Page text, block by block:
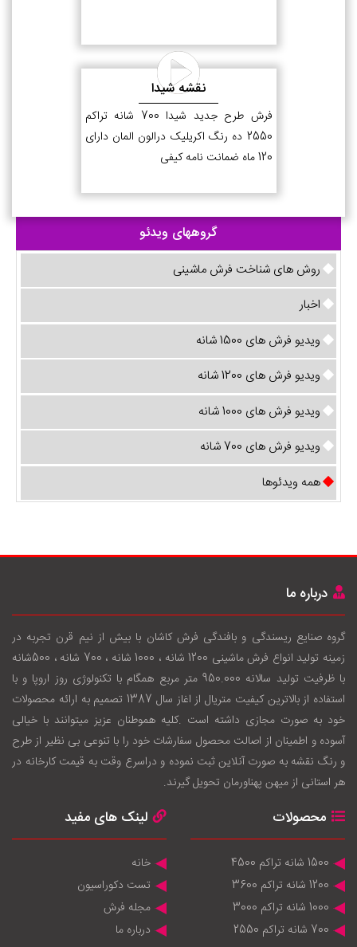
گروههای ویدئو
روش های شناخت فرش ماشینی
اخبار
ویدیو فرش های 1500 شانه
ویدیو فرش های 1200 شانه
ویدیو فرش های 1000 شانه
ویدیو فرش های 700 شانه
همه ویدئوها
نقشه شیدا
فرش طرح جدید شیدا 700 شانه تراکم
2550 ده رنگ اکریلیک درالون المان دارای
120 ماه ضمانت نامه کیفی
درباره ما
گروه صنایع ریسندگی و بافندگی فرش کاشان با بيش از نيم قرن تجربه در
زمينه توليد انواع فرش ماشینی 1200 شانه ، 1000 شانه ، 700 شانه ، 500شانه
با ظرفيت توليد سالانه 950.000 متر مربع همگام با تکنولوژی روز اروپا و با
استفاده از بالاترين کيفيت متريال از اغاز سال 1387 تصميم به ارائه محصولات
خود به صورت مجازی داشته است .کليه هموطنان عزيز ميتوانند با خيالی
آسوده و اطمينان از اصالت محصول سفارشات خود را با تنوعی بی نظير از طرح
و رنگ نقشه به صورت آنلاين ثبت نموده و دراسرع وقت به قيمت کارخانه در
هر استانی از ميهن پهناورمان تحويل گيرند.
محصولات
1500 شانه تراکم 4500
1200 شانه تراکم 3600
1000 شانه تراکم 3000
700 شانه تراکم 2550
لینک های مفید
خانه
تست دکوراسیون
مجله فرش
درباره ما